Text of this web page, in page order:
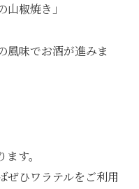
椒焼き」
風味でお酒が進みま
す。
ぜひワラテルをご利用